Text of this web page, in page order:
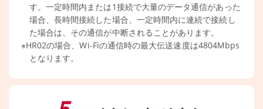
す。一定時間内または1接続で大量のデータ通信があった
場合、長時間接続した場合、一定時間内に連続で接続し
た場合は、その通信が中断されることがあります。
※HR02の場合、Wi-Fiの通信時の最大伝送速度は4804Mbps
となります。